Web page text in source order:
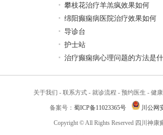
攀枝花治疗羊羔疯效果如何
绵阳癫痫病医院治疗效果如何
导诊台
护士站
治疗癫痫病心理问题的方法是
关于我们 - 联系方式 - 就诊流程 - 预约医生 - 健
备案号： 蜀ICP备11023365号 川公网
Copyright © All Rights Reserved 四川神